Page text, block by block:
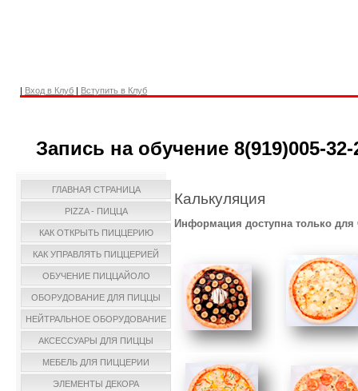
| Вход в Клуб | Вступить в Клуб
Запись на обучение 8(919)005-32-
ГЛАВНАЯ СТРАНИЦА
PIZZA - ПИЦЦА
КАК ОТКРЫТЬ ПИЦЦЕРИЮ
КАК УПРАВЛЯТЬ ПИЦЦЕРИЕЙ
ОБУЧЕНИЕ ПИЦЦАЙОЛО
ОБОРУДОВАНИЕ ДЛЯ ПИЦЦЫ
НЕЙТРАЛЬНОЕ ОБОРУДОВАНИЕ
АКСЕССУАРЫ ДЛЯ ПИЦЦЫ
МЕБЕЛЬ ДЛЯ ПИЦЦЕРИИ
ЭЛЕМЕНТЫ ДЕКОРА
Калькуляция
Информация доступна только для